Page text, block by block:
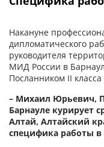
Накануне
дипломатического
руководителя
МИД России в
Посланником II
– Михаил Юрьевич,
Барнауле курирует
Алтай, Алтайский
специфика работы